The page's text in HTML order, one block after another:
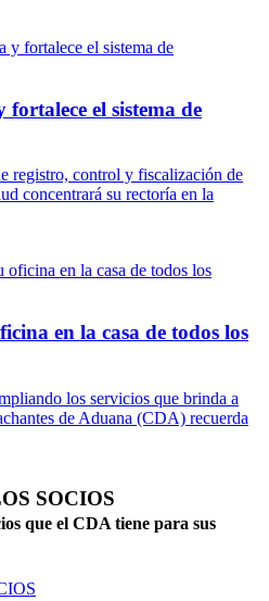
el sistema de
registro, control y fiscalización de
concentrará su rectoría en la
en la casa de todos los
los servicios que brinda a
de Aduana (CDA) recuerda
SOCIOS
que el CDA tiene para sus